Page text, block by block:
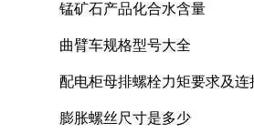
锰矿石产品化合水含量
曲臂车规格型号大全
配电柜母排螺栓力矩要求及连
膨胀螺丝尺寸是多少